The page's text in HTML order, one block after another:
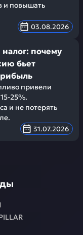
и повышать
03.08.2026
почему
бьет
привели
25%.
и не потерять
31.07.2026